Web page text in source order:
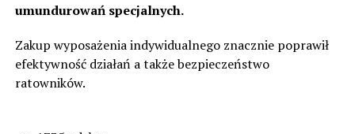
umundurowań specjalnych.
Zakup wyposażenia indywidualnego znacznie poprawił
efektywność działań a także bezpieczeństwo
ratowników.